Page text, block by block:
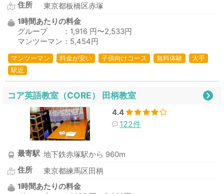
住所
東京都板橋区赤塚
1時間あたりの料金
グループ ：1,916 円〜2,533円
マンツーマン：5,454円
マンツーマン 料金が安い 子供向けコース 無料体験
大手
駅近
コア英語教室（CORE） 田柄教室
4.4
122件
最寄駅 地下鉄赤塚駅から 960m
住所
東京都練馬区田柄
1時間あたりの料金